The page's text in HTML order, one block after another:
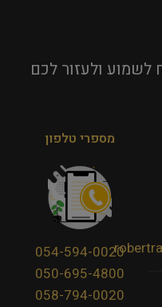
ולעזור לכם
מספרי טלפון
054-594-0020
050-695-4800
058-794-0020